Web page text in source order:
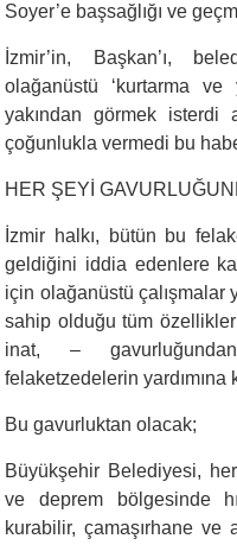
Soyer’e başsağlığı ve
İzmir’in, Başkan’ı,
olağanüstü ‘kurtarma ve
yakından görmek
çoğunlukla vermedi bu
HER ŞEYİ
İzmir halkı, bütün bu
geldiğini iddia edenlere
için olağanüstü çalışmalar
sahip olduğu tüm
inat, –
felaketzedelerin yardımına
Bu gavurluktan olacak;
Büyükşehir Belediyesi,
ve deprem bölgesinde
kurabilir, çamaşırhane ve